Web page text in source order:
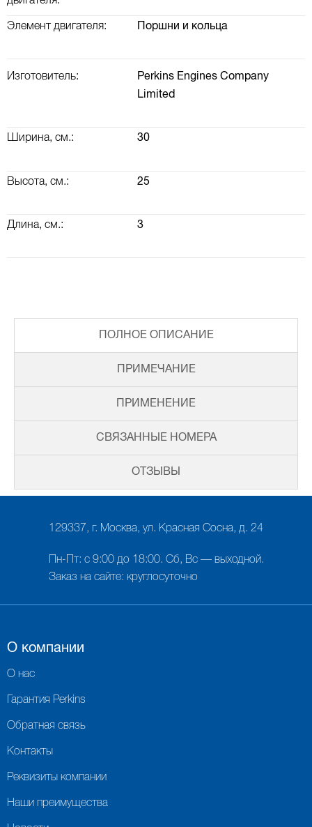
Элемент двигателя: Поршни и кольца
Изготовитель:
Perkins Engines Company
Limited
Ширина, см.: 30
Высота, см.: 25
Длина, см.: 3
ПОЛНОЕ ОПИСАНИЕ
ПРИМЕЧАНИЕ
ПРИМЕНЕНИЕ
СВЯЗАННЫЕ НОМЕРА
ОТЗЫВЫ
129337, г. Москва, ул. Красная Сосна, д. 24
Пн-Пт: с 9:00 до 18:00. Сб, Вс — выходной.
Заказ на сайте: круглосуточно
О компании
О нас
Гарантия Perkins
Обратная связь
Контакты
Реквизиты компании
Наши преимущества